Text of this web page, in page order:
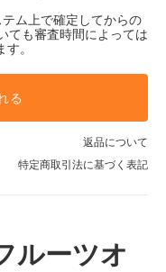
ム上で確定してからの
ても審査時間によっては
。
る
返品について
特定商取引法に基づく表記
ルーツオ